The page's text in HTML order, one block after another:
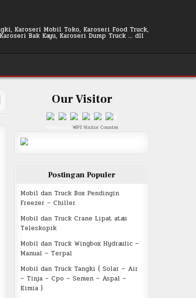
Karoseri Mobil Toko, Karoseri Food Truck,
Bak Kayu, Karoseri Dump Truck … dll
Our Visitor
WPS Visitor Counter
Postingan Populer
Mobil dan Truck Box Pendingin
Freezer – Chiller
Mobil dan Truck Crane Lipat atau
Teleskopik
Mobil dan Truck Wingbox Hydraulic –
Manual – Terpal
Mobil dan Truck Tangki { Solar – Air
– Tinja – Cpo – Semen – Aspal –
Kimia }